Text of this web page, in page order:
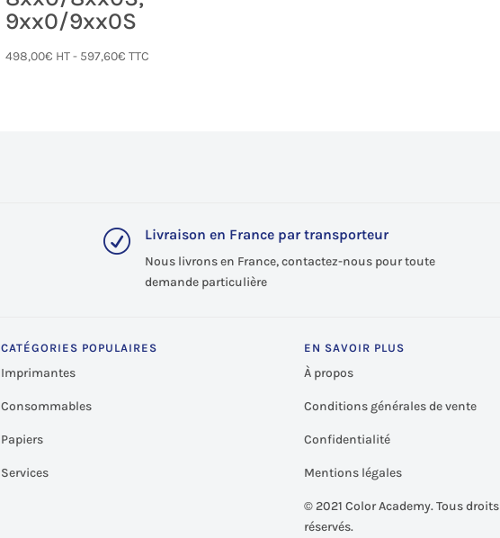
9xx0/9xx0S
498,00€ HT - 597,60€ TTC
R Livraison en France par transporteur
Nous livrons en France, contactez-nous pour toute
demande particulière
CATÉGORIES POPULAIRES
Imprimantes
Consommables
Papiers
Services
EN SAVOIR PLUS
À propos
Conditions générales de vente
Confidentialité
Mentions légales
© 2021 Color Academy. Tous droits
réservés.